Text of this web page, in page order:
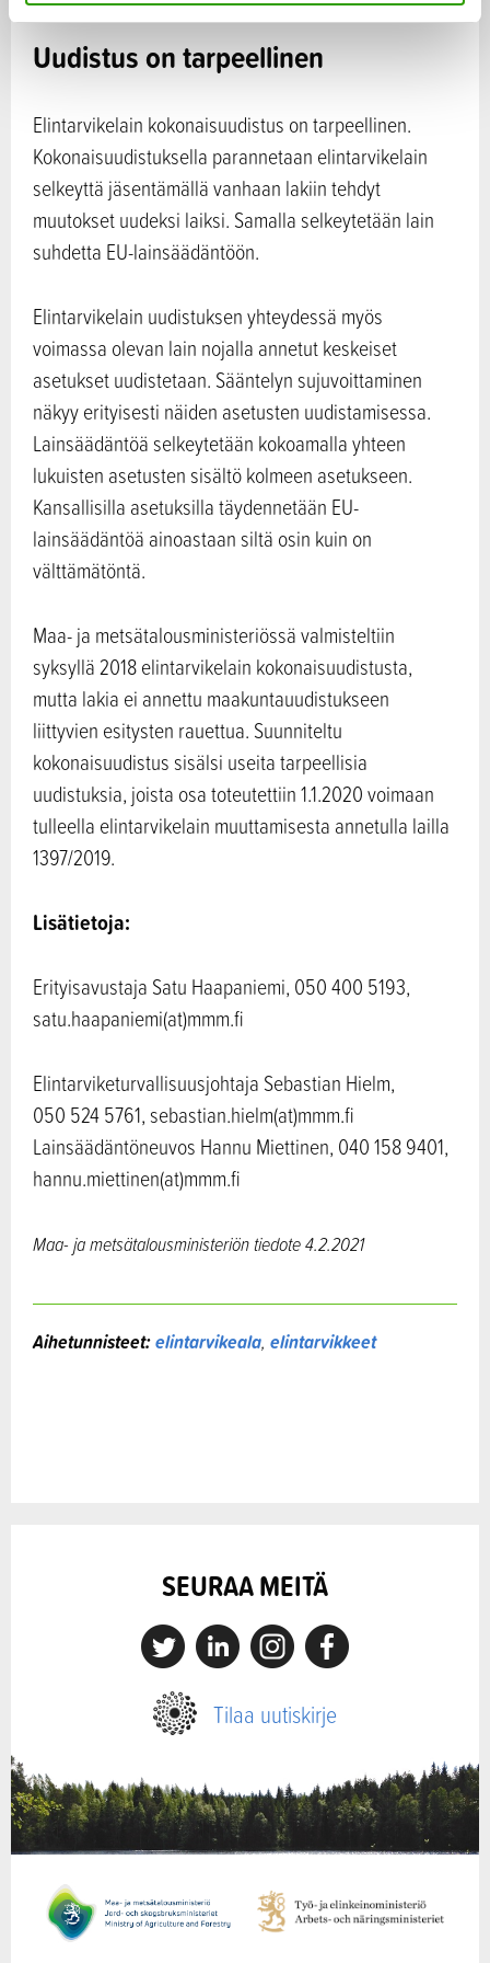
Uudistus on tarpeellinen
Elintarvikelain kokonaisuudistus on tarpeellinen.
Kokonaisuudistuksella parannetaan elintarvikelain
selkeyttä jäsentämällä vanhaan lakiin tehdyt
muutokset uudeksi laiksi. Samalla selkeytetään lain
suhdetta EU-lainsäädäntöön.
Elintarvikelain uudistuksen yhteydessä myös
voimassa olevan lain nojalla annetut keskeiset
asetukset uudistetaan. Sääntelyn sujuvoittaminen
näkyy erityisesti näiden asetusten uudistamisessa.
Lainsäädäntöä selkeytetään kokoamalla yhteen
lukuisten asetusten sisältö kolmeen asetukseen.
Kansallisilla asetuksilla täydennetään EU-
lainsäädäntöä ainoastaan siltä osin kuin on
välttämätöntä.
Maa- ja metsätalousministeriössä valmisteltiin
syksyllä 2018 elintarvikelain kokonaisuudistusta,
mutta lakia ei annettu maakuntauudistukseen
liittyvien esitysten rauettua. Suunniteltu
kokonaisuudistus sisälsi useita tarpeellisia
uudistuksia, joista osa toteutettiin 1.1.2020 voimaan
tulleella elintarvikelain muuttamisesta annetulla lailla
1397/2019.
Lisätietoja:
Erityisavustaja Satu Haapaniemi, 050 400 5193,
satu.haapaniemi(at)mmm.fi
Elintarviketurvallisuusjohtaja Sebastian Hielm,
050 524 5761, sebastian.hielm(at)mmm.fi
Lainsäädäntöneuvos Hannu Miettinen, 040 158 9401,
hannu.miettinen(at)mmm.fi
Maa- ja metsätalousministeriön tiedote4.2.2021
Aihetunnisteet:elintarvikeala, elintarvikkeet
SEURAA MEITÄ
X LinkedinInstagramFacebook
Tilaa uutiskirje